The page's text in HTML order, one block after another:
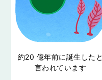
約20 億年前に誕生したと
言われています